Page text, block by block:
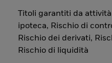
Titoli garantiti da
ipoteca, Rischio di
Rischio dei derivati,
Rischio di liquidità